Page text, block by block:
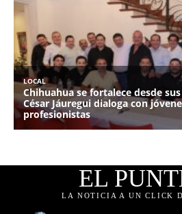
EL
LA NOTICIA A UN CLICK